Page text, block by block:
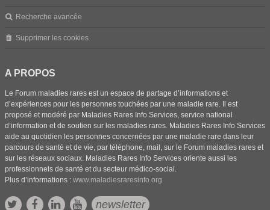
Recherche avancée
Supprimer les cookies
A PROPOS
Le Forum maladies rares est un espace de partage d’informations et
d’expériences pour les personnes touchées par une maladie rare. Il est
proposé et modéré par Maladies Rares Info Services, service national
d’information et de soutien sur les maladies rares. Maladies Rares Info Services
aide au quotidien les personnes concernées par une maladie rare dans leur
parcours de santé et de vie, par téléphone, mail, sur le Forum maladies rares et
sur les réseaux sociaux. Maladies Rares Info Services oriente aussi les
professionnels de santé et du secteur médico-social.
Plus d’informations : www.maladiesraresinfo.org
newsletter